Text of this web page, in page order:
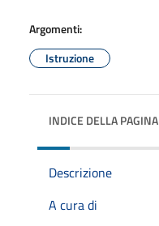
Argomenti:
Istruzione
INDICE DELLA PAGINA
Descrizione
A cura di